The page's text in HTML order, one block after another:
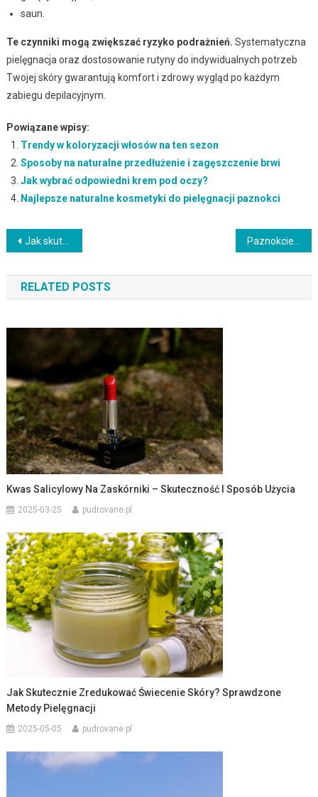
saun.
Te czynniki mogą zwiększać ryzyko podrażnień. Systematyczna
pielęgnacja oraz dostosowanie rutyny do indywidualnych potrzeb
Twojej skóry gwarantują komfort i zdrowy wygląd po każdym
zabiegu depilacyjnym.
Powiązane wpisy:
Trendy w koloryzacji włosów na ten sezon
Sposoby na naturalne przedłużenie i zagęszczenie brwi
Jak wybrać odpowiedni krem pod oczy?
Najlepsze naturalne kosmetyki do pielęgnacji paznokci
Nawigacja
wpisu
Jak skutecznie walczyć z przebarwieniami po trądziku? Paznokcie do fuksjowej sukienki: jakie kolory i techniki wybrać?
RELATED POSTS
Kwas Salicylowy Na Zaskórniki – Skuteczność I Sposób Użycia
2025-03-25 pudrovane.pl
Jak Skutecznie Zredukować Świecenie Skóry? Sprawdzone
Metody Pielęgnacji
2025-05-05 pudrovane.pl